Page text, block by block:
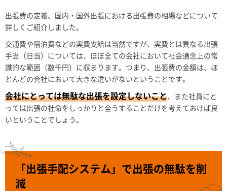
出張費の定義、国内・国外出張における出張費の相場などについて
詳しくご紹介しました。
交通費や宿泊費などの実費支給は当然ですが、実費とは異なる出張
手当（日当）については、ほぼ全ての会社において社会通念上の常
識的な範囲（数千円）に収まります。つまり、出張費の金額は、ほ
とんどの会社において大きな違いがないということです。
会社にとっては無駄な出張を設定しないこと、また社員にと
っては出張の社命をしっかりと全うすることだけを考えておけば良
いということでしょう。
「出張手配システム」で出張の無駄を削
減